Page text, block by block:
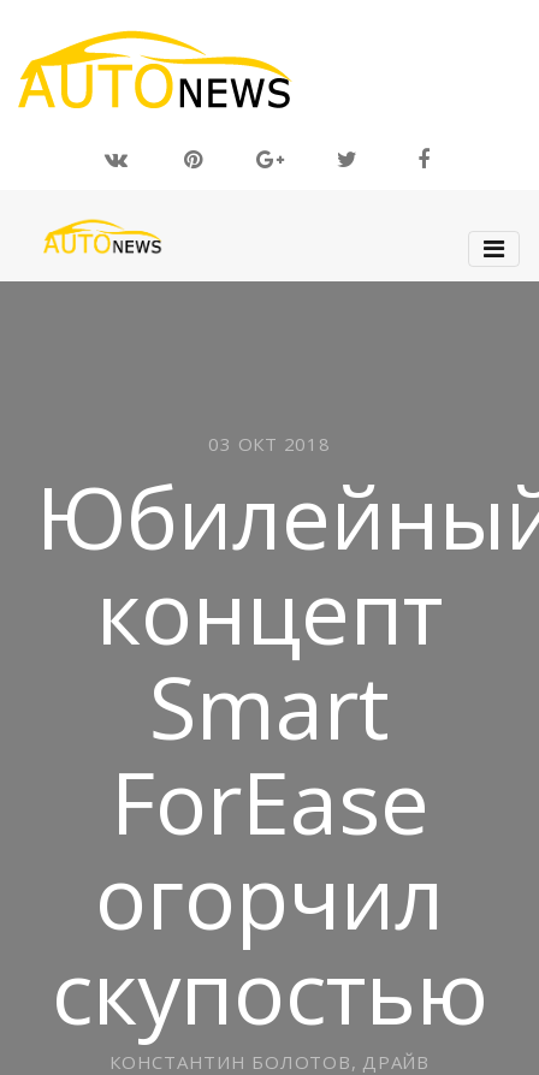
03 ОКТ 2018
концепт
Smart
ForEase
огорчил
скупостью
КОНСТАНТИН БОЛОТОВ, ДРАЙВ